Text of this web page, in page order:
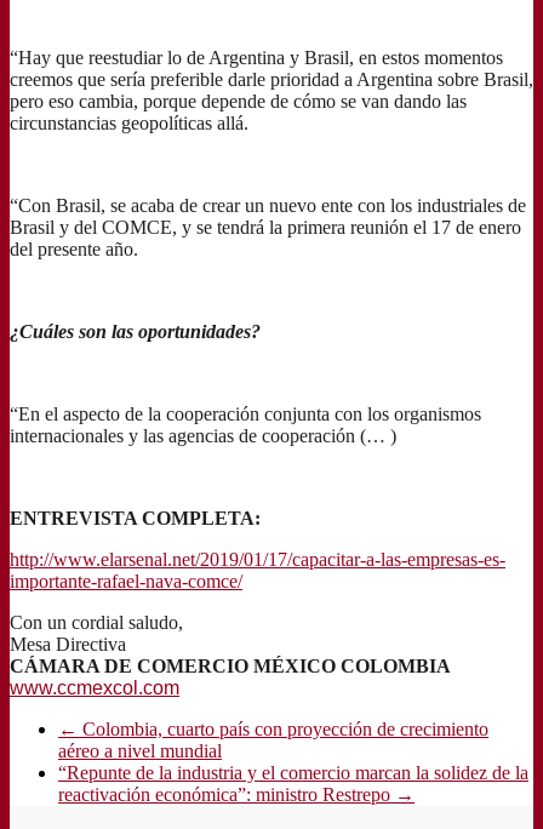
“Hay que reestudiar lo de Argentina y Brasil, en estos momentos
creemos que sería preferible darle prioridad a Argentina sobre Brasil,
pero eso cambia, porque depende de cómo se van dando las
circunstancias geopolíticas allá.
“Con Brasil, se acaba de crear un nuevo ente con los industriales de
Brasil y del COMCE, y se tendrá la primera reunión el 17 de enero
del presente año.
¿Cuáles son las oportunidades?
“En el aspecto de la cooperación conjunta con los organismos
internacionales y las agencias de cooperación (… )
ENTREVISTA COMPLETA:
http://www.elarsenal.net/2019/01/17/capacitar-a-las-empresas-es-
importante-rafael-nava-comce/
Con un cordial saludo,
Mesa Directiva
CÁMARA DE COMERCIO MÉXICO COLOMBIA
www.ccmexcol.com
← Colombia, cuarto país con proyección de crecimiento
aéreo a nivel mundial
“Repunte de la industria y el comercio marcan la solidez de la
reactivación económica”: ministro Restrepo →